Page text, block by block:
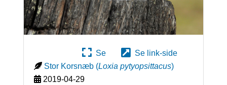
Se
Se link-side
Stor Korsnæb (Loxia pytyopsittacus)
2019-04-29